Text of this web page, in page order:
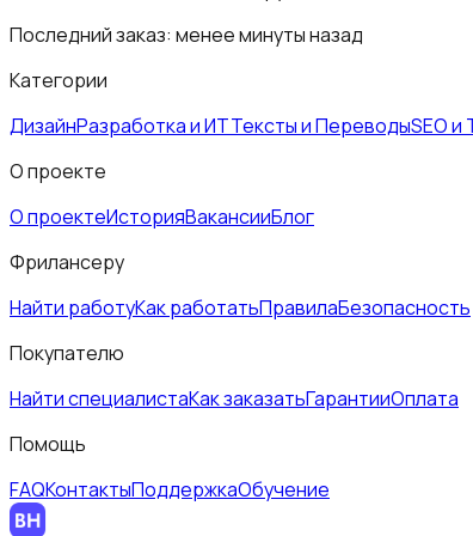
Последний заказ: менее минуты назад
Категории
ДизайнРазработка и ИТТексты и ПереводыSEO и
О проекте
О проектеИсторияВакансииБлог
Фрилансеру
Найти работуКак работатьПравилаБезопасность
Покупателю
Найти специалистаКак заказатьГарантииОплата
Помощь
FAQКонтактыПоддержкаОбучение